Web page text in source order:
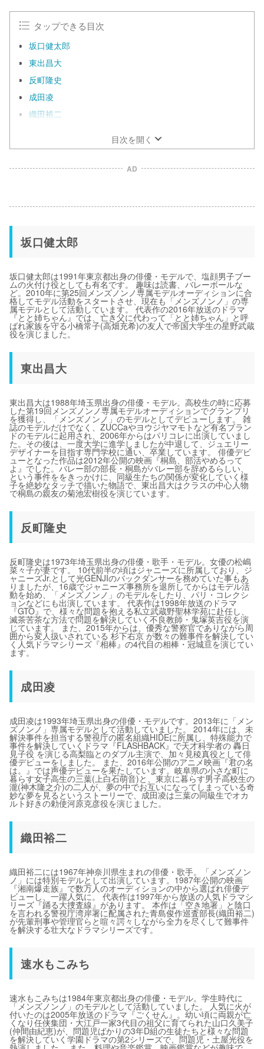
タップできる目次
坂口健太郎
東出昌大
反町隆史
成田凌
織田裕二
目次を開く
AD
坂口健太郎
坂口健太郎は1991年東京都出身の俳優・モデルで、塩顔男子ブー
ムの火付け役としても有名です。 趣味は読書、バレーボールな
ど。2010年に第25回メンズノンノ専属モデルオーディションに合
格してモデル活動をスタートさせ、現在も「メンズノンノ」の専
属モデルとして活動しています。 代表作の2016年放送のドラマ
『とと姉ちゃん』では、亡き父に代わって「とと姉ちゃん」と呼
ばれ家族を守る小橋常子(高畑充希)の友人で帝国大学生の星野武蔵
役を演じました。
東出昌大
東出昌大は1988年埼玉県出身の俳優・モデル。高校生の時に応募
した第19回メンズノンノ専属モデルオーディションでグランプリ
を獲得し、「メンズノンノ」のモデルとしてデビューします。 雑
誌のモデルだけでなく、ZUCCaやヨウジヤマモトなど有名ブラン
ドのモデルに起用され、2006年からはパリコレに出演していまし
た。その後は、一度大学に進学しましたが中退して、ジュエリー
デザイナーを目指す専門学校に通い、卒業しています。 俳優デビ
ューとなった作品は2012年公開の映画『桐島、部活やめるって
よ』でした。バレー部の部長・桐島がバレー部を辞めるらしい、
という事件ををきっかけに、同級生たちの関係が変化していく様
子を絶妙なタッチで描いた物語で、東出昌大はクラスの中心人物
で桐島の親友の菊池宏樹役を演じています。
反町隆史
反町隆史は1973年埼玉県出身の俳優・歌手・モデル。女優の松嶋
菜々子が妻です。 10代前半の頃はジャニーズに所属しており、ジ
ャニーズJr.として光GENJIのバックダンサーを務めていた事もあ
りましたが、16歳でジャニーズ事務所を退所してからはモデル活
動を始め、「メンズノンノ」のモデルをしたり、パリ・コレクシ
ョンなどにも出演しています。 代表作は1998年放送のドラマ
『GTO』で、様々な問題を抱える私立武蔵野聖林学苑に赴任し、
滅茶苦茶な方法で問題を解決していく不良教師・鬼塚英吉役を演
じています。 また、2015年からは、優秀な警察官でありながら周
囲から変人扱いされている 杉下右京 が数々の難事件を解決してい
く人気ドラマシリーズ『相棒』の4代目の相棒・冠城亘を演じてい
ます。
成田凌
成田凌は1993年埼玉県出身の俳優・モデルです。2013年に「メン
ズノンノ」専属モデルとして活動していました。 2014年には、未
解決事件を担当する警視庁の匿名組織HIDEに所属し、特殊能力で
事件を解決していくドラマ『FLASHBACK』で天才科学者の 轟日
見子役 を演じる高梨臨とのダブル主演で、加々見稜真役として俳
優デビューをしました。 また、2016年公開のアニメ映画『君の名
は。』では声優デビューを果たしています。岐阜県の小さな町に
暮らす女子高生の三葉(上白石萌音)と、東京に暮らす男子高校生の
瀧(神木隆之介)の二人が、夢の中でお互いになってしまっている奇
妙な夢を見るというストーリーで、成田凌は三葉の同級生でオカ
ルト好きの勅使河原克彦役を演じました。
織田裕二
織田裕二には1967年神奈川県生まれの俳優・歌手。「メンズノン
ノ」には特別モデルとして出演しています。1987年公開の映画
『湘南爆走族』で数万人のオーディションの中から選ばれ俳優デ
ビューし、一躍人気に。 代表作は1997年から放送の人気ドラマシ
リーズ『踊る大捜査線』があります。 本作は「空き地署」と陰口
を言われる警視庁湾岸署に配属された青島俊作巡査部長(織田裕二)
が先輩刑事や管理官らと喧々諤々しながら全力を尽くして難事件
を解決する壮大なドラマシリーズです。
速水もこみち
速水もこみちは1984年東京都出身の俳優・モデル。学生時代に
「メンズノンノ」のモデルとして活動していました。 人気に火が
付いたのは2005年放送のドラマ『ごくせん』。幼い頃に両親が亡
くなり任侠集団・大江戸一家3代目の祖父に育てられた山口久美子
(仲間由紀恵)が、問題児ばかりの3年D組の生徒たちと様々な問題
を解決していく学園ドラマの第2シリーズで、問題児・土屋光役を